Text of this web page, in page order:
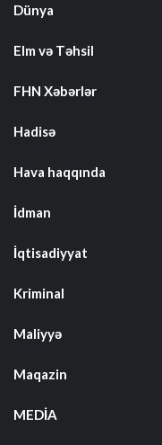
Dünya
Elm və Təhsil
FHN Xəbərlər
Hadisə
Hava haqqında
İdman
İqtisadiyyat
Kriminal
Maliyyə
Maqazin
MEDİA